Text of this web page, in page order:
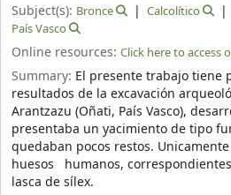
Subject(s): Bronce Calcolítico
País Vasco
Online resources: Click here to access
Summary: El presente trabajo tiene
resultados de la excavación
Arantzazu (Oñati, País Vasco),
presentaba un yacimiento de tipo
quedaban pocos restos.
huesos humanos,
lasca de sílex.